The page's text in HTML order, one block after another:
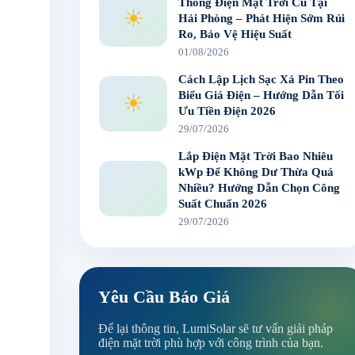
☀
Hải Phòng – Phát Hiện Sớm Rủi
Ro, Bảo Vệ Hiệu Suất
01/08/2026
☀
Cách Lập Lịch Sạc Xả Pin Theo
Biểu Giá Điện – Hướng Dẫn Tối
Ưu Tiền Điện 2026
29/07/2026
Lắp Điện Mặt Trời Bao Nhiêu
kWp Để Không Dư Thừa Quá
Nhiều? Hướng Dẫn Chọn Công
Suất Chuẩn 2026
29/07/2026
Yêu Cầu Báo Giá
Để lại thông tin, LumiSolar sẽ tư vấn giải pháp
điện mặt trời phù hợp với công trình của bạn.